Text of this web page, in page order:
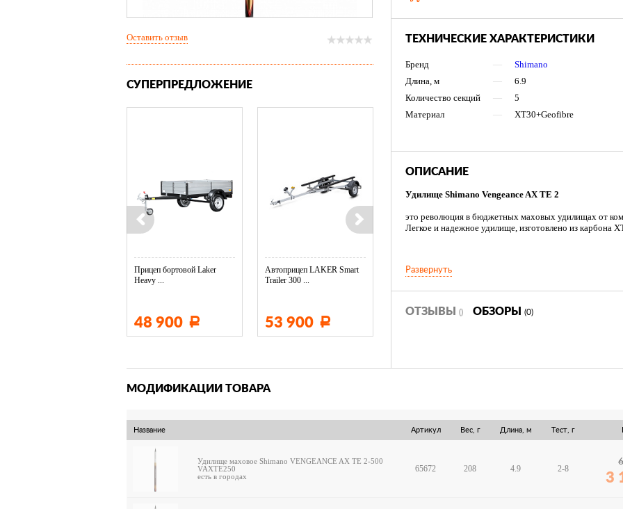
ТЕХНИЧЕСКИЕ ХАРАКТЕРИСТИКИ
Бренд —
Shimano
Длина, м
—
6.9
Количество секций
—
5
Материал
— XT30+Geofibre
ОПИСАНИЕ
Удилище Shimano Vengeance AX TE 2
это революция в бюджетных маховых удилищах от
Легкое и надежное удилище, изготовлено из карбона
до 8 граммов. Производятся в трех размерах длиной от
Удилище Shimano Vengeance AX TE 2 – превосходное
Развернуть
ОТЗЫВЫ () ОБЗОРЫ (0)
Оставить отзыв
СУПЕРПРЕДЛОЖЕНИЕ
Прицеп бортовой Laker
Heavy ...
48 900 Р
Автоприцеп LAKER Smart
Trailer 300 ...
53 900 Р
Эхолот CRAFT Echo 650
МОДИФИКАЦИИ ТОВАРА
Название Артикул Вес, г Длина, м Тест, г
Удилище маховое Shimano VENGEANCE AX TE 2-500
VAXTE250
есть в городах
65672 208 4.9 2-8
3